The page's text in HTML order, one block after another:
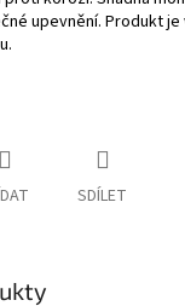
upevnění. Produkt je
SDÍLET